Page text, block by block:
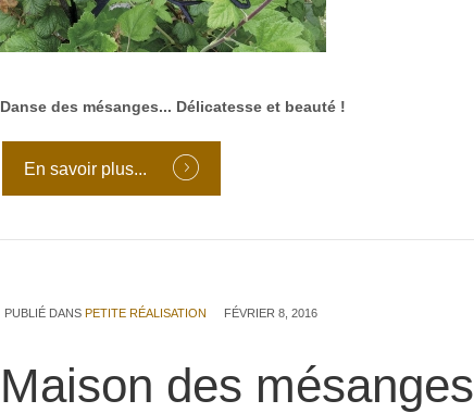
Danse des mésanges... Délicatesse et beauté !
En savoir plus...
PUBLIÉ DANS PETITE RÉALISATION FÉVRIER 8, 2016
Maison des mésanges